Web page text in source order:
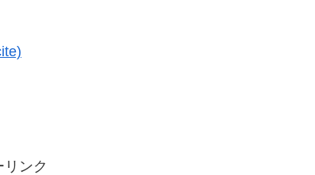
リンク